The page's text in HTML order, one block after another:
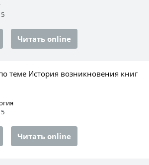
Читать online
теме История возникновения книг
Читать online